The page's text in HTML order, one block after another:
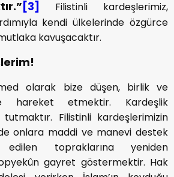
[3]
Filistinli kardeşlerimiz,
kendi ülkelerinde özgürce
kavuşacaktır.
olarak bize düşen, birlik ve
hareket etmektir. Kardeşlik
tutmaktır. Filistinli kardeşlerimizin
onlara maddi ve manevi destek
topraklarına yeniden
gayret göstermektir. Hak